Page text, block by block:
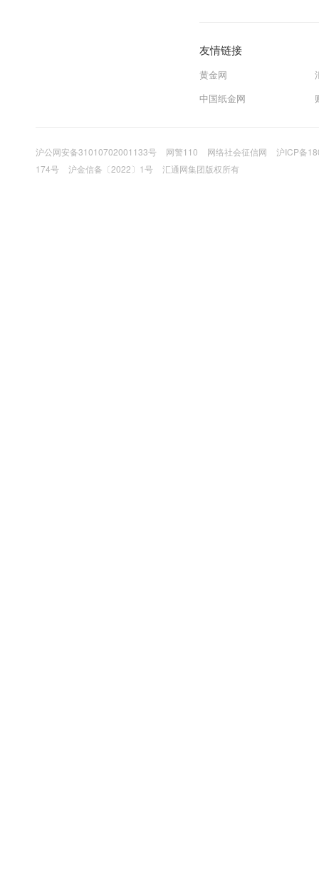
友情链接
黄金网
中国纸金网
沪公网安备31010702001133号 网警110 网络社会征信网
沪ICP备
174号
沪金信备〔2022〕1号 汇通网集团版权所有